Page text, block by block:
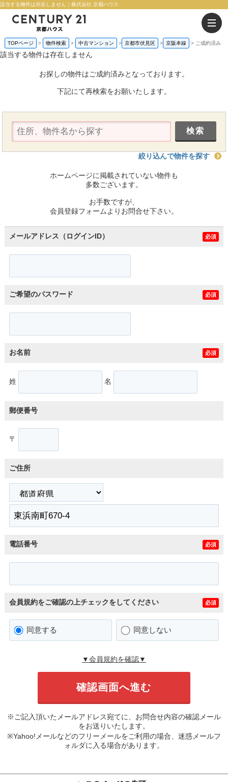
該当する物件は存在しません｜株式会社 京都ハウス
TOPページ 物件検索 中古マンション 京都市伏見区 京阪本線 ご成約済み
該当する物件は存在しません
お探しの物件はご成約済みとなっております。
下記にて再検索をお願いたします。
絞り込んで物件を探す
ホームページに掲載されていない物件も
多数ございます。
お手数ですが、
会員登録フォームよりお問合せ下さい。
メールアドレス（ログインID） 必須
ご希望のパスワード 必須
お名前 必須
姓 名
郵便番号
〒
ご住所
電話番号 必須
会員規約をご確認の上チェックをしてください 必須
同意する 同意しない
▼会員規約を確認▼
※ご記入頂いたメールアドレス宛てに、お問合せ内容の確認メール
をお送りいたします。
※Yahoo!メールなどのフリーメールをご利用の場合、迷惑メールフ
ォルダに入る場合があります。